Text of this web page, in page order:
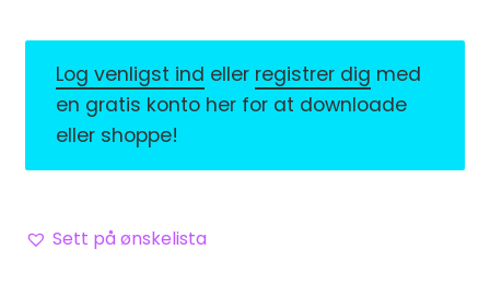
Log venligst ind eller registrer dig med
en gratis konto her for at downloade
eller shoppe!
Sett på ønskelista